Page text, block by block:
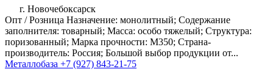
г. Новочебоксарск
Опт / Розница Назначение: монолитный; Содержание
заполнителя: товарный; Масса: особо тяжелый; Структура:
поризованный; Марка прочности: М350; Страна-
производитель: Россия; Большой выбор продукции от...
Металлобаза +7 (927) 843-21-75